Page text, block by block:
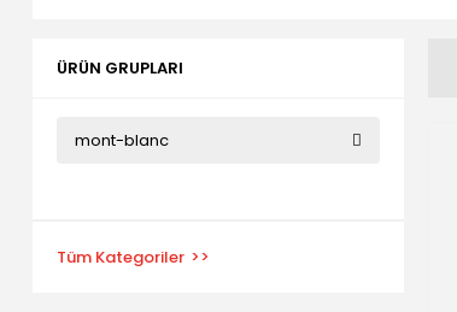
ÜRÜN GRUPLARI
mont-blanc
Tüm Kategoriler